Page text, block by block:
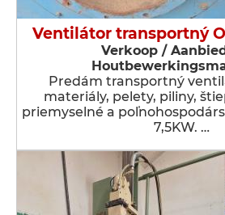
Ventilátor transportný
Verkoop /
Predám transportný
materiály, pelety, piliny,
priemyselné a
7,5KW. …